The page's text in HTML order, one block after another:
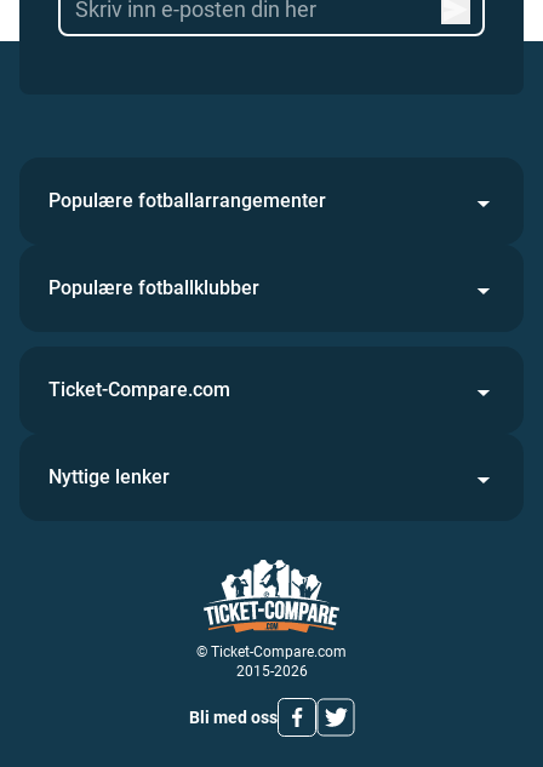
Populære fotballarrangementer
Populære fotballklubber
© Ticket-Compare.com
2015-2026
Bli med oss
Ticket-Compare.com
Nyttige lenker